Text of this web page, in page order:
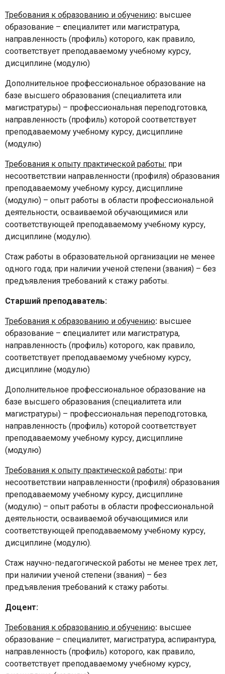
Требования к образованию и обучению: высшее
образование – специалитет или магистратура,
направленность (профиль) которого, как правило,
соответствует преподаваемому учебному курсу,
дисциплине (модулю)
Дополнительное профессиональное образование на
базе высшего образования (специалитета или
магистратуры) – профессиональная переподготовка,
направленность (профиль) которой соответствует
преподаваемому учебному курсу, дисциплине
(модулю)
Требования к опыту практической работы: при
несоответствии направленности (профиля) образования
преподаваемому учебному курсу, дисциплине
(модулю) – опыт работы в области профессиональной
деятельности, осваиваемой обучающимися или
соответствующей преподаваемому учебному курсу,
дисциплине (модулю).
Стаж работы в образовательной организации не менее
одного года; при наличии ученой степени (звания) – без
предъявления требований к стажу работы.
Старший преподаватель:
Требования к образованию и обучению: высшее
образование – специалитет или магистратура,
направленность (профиль) которого, как правило,
соответствует преподаваемому учебному курсу,
дисциплине (модулю)
Дополнительное профессиональное образование на
базе высшего образования (специалитета или
магистратуры) – профессиональная переподготовка,
направленность (профиль) которой соответствует
преподаваемому учебному курсу, дисциплине
(модулю)
Требования к опыту практической работы: при
несоответствии направленности (профиля) образования
преподаваемому учебному курсу, дисциплине
(модулю) – опыт работы в области профессиональной
деятельности, осваиваемой обучающимися или
соответствующей преподаваемому учебному курсу,
дисциплине (модулю).
Стаж научно-педагогической работы не менее трех лет,
при наличии ученой степени (звания) – без
предъявления требований к стажу работы.
Доцент:
Требования к образованию и обучению: высшее
образование – специалитет, магистратура, аспирантура,
направленность (профиль) которого, как правило,
соответствует преподаваемому учебному курсу,